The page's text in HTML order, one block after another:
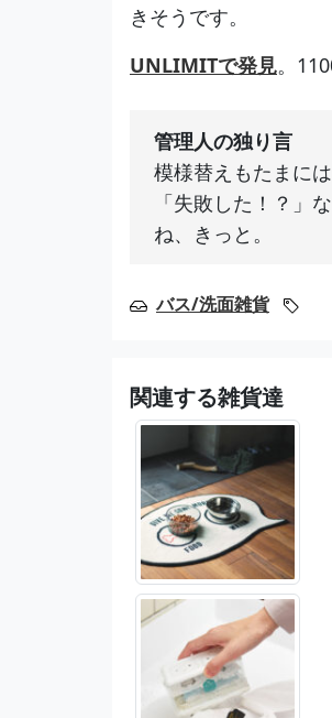
きそうです。
UNLIMITで発見。
管理人の独り言
模様替えもたまに
「失敗した！？」
ね、きっと。
バス/洗面雑貨
関連する雑貨達